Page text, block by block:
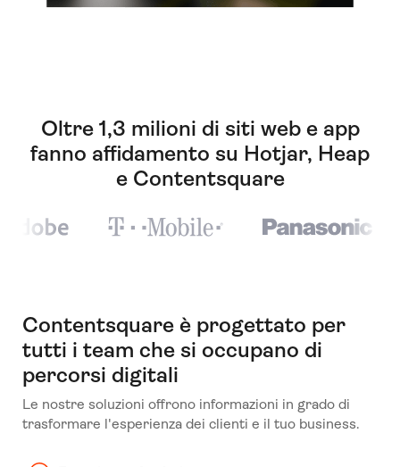
Oltre 1,3 milioni di siti web e app
fanno affidamento su Hotjar, Heap
e Contentsquare
Contentsquare è progettato per
tutti i team che si occupano di
percorsi digitali
Le nostre soluzioni offrono informazioni in grado di
trasformare l'esperienza dei clienti e il tuo business.